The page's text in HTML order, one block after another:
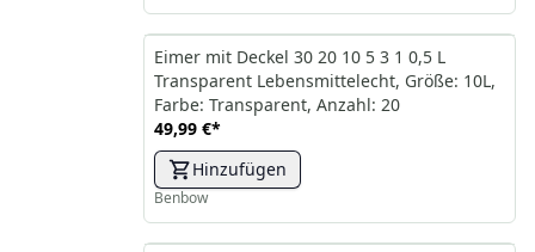
Eimer mit Deckel 30 20 10 5 3 1 0,5 L
Transparent Lebensmittelecht, Größe: 10L,
Farbe: Transparent, Anzahl: 20
49,99 €*
Hinzufügen
Benbow